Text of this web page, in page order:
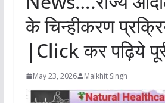
के चिन्हीकरण
|Click कर पढ़िये
May 23, 2026 Malkhit Singh